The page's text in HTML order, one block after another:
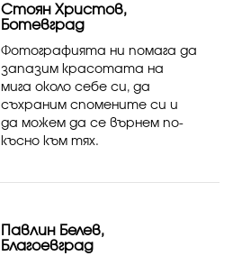
Стоян Христов,
Ботевград
Фотографията ни помага да
запазим красотата на
мига около себе си, да
съхраним спомените си и
да можем да се върнем по-
късно към тях.
Павлин Белев,
Благоевград